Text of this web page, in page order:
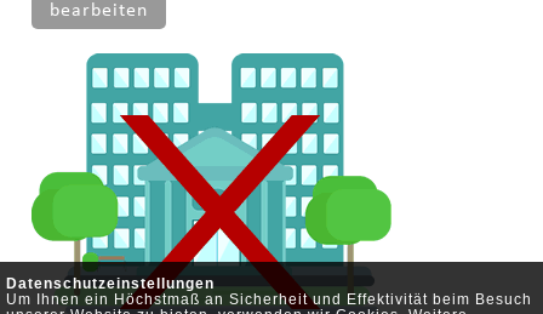
Datenschutzeinstellungen
Um Ihnen ein Höchstmaß an Sicherheit und Effektivität beim Besuch
bearbeiten